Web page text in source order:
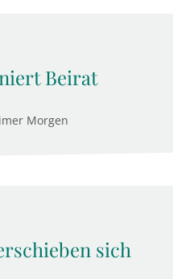
Beirat
Morgen
sich